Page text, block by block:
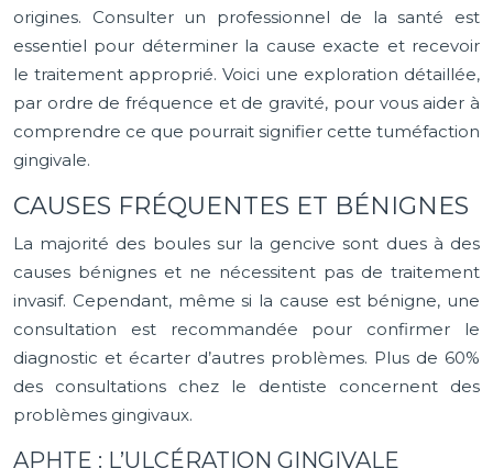
origines. Consulter un professionnel de la santé est
essentiel pour déterminer la cause exacte et recevoir
le traitement approprié. Voici une exploration détaillée,
par ordre de fréquence et de gravité, pour vous aider à
comprendre ce que pourrait signifier cette tuméfaction
gingivale.
CAUSES FRÉQUENTES ET BÉNIGNES
La majorité des boules sur la gencive sont dues à des
causes bénignes et ne nécessitent pas de traitement
invasif. Cependant, même si la cause est bénigne, une
consultation est recommandée pour confirmer le
diagnostic et écarter d’autres problèmes. Plus de 60%
des consultations chez le dentiste concernent des
problèmes gingivaux.
APHTE : L’ULCÉRATION GINGIVALE